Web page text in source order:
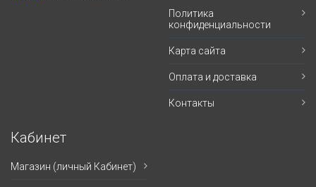
Политика
конфиденциальности
Карта сайта
Оплата и доставка
Контакты
Кабинет
Магазин (личный Кабинет)